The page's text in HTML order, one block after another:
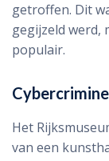
getroffen. Dit
gegijzeld werd,
populair.
Het
van een